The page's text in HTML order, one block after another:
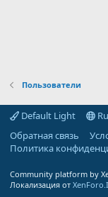
Пользователи
Default Light
Обратная связь
Политика
Community platform by
Локализация от